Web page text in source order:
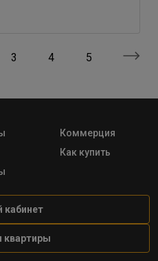
3 4 5
Коммерция
Как купить
кабинет
квартиры